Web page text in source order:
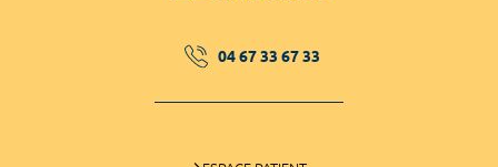
04 67 33 67 33